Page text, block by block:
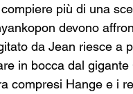
più di una
devono
da Jean riesce a
in bocca dal
compresi Hange e i